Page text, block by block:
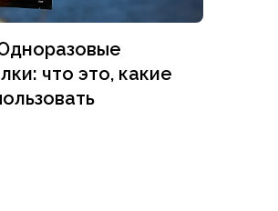
что это, какие